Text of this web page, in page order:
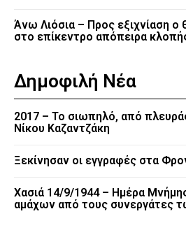
Άνω Λιόσια – Προς εξιχνίαση ο
στο επίκεντρο απόπειρα
Δημοφιλή Νέα
2017 – Το σιωπηλό, από
Νίκου Καζαντζάκη
Ξεκίνησαν οι εγγραφές στα
Χασιά 14/9/1944 – Ημέρα Μνήμης
αμάχων από τους συνεργάτες